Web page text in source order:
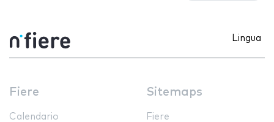
Lingua
Fiere
Calendario
Sitemaps
Fiere